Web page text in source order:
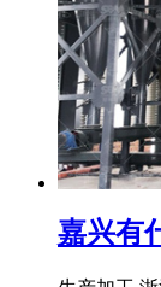
嘉兴有